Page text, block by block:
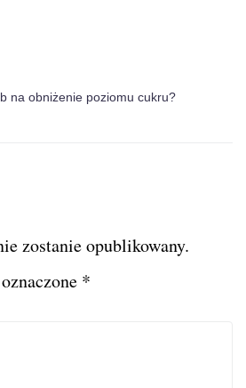
na obniżenie poziomu cukru?
zostanie opublikowany.
*